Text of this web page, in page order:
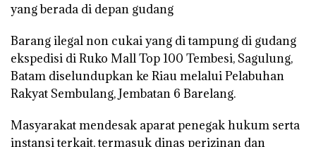
yang berada di depan gudang
Barang ilegal non cukai yang di tampung di gudang
ekspedisi di Ruko Mall Top 100 Tembesi, Sagulung,
Batam diselundupkan ke Riau melalui Pelabuhan
Rakyat Sembulang, Jembatan 6 Barelang.
Masyarakat mendesak aparat penegak hukum serta
instansi terkait, termasuk dinas perizinan dan